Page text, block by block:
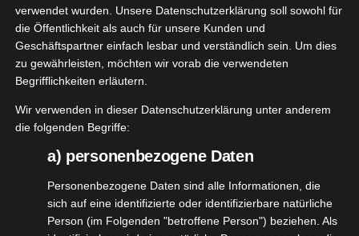
etwas schneller.
Dieser Honig hier von der lieben Kornelia ist etwas
ganz besonderes und ich bin so froh und glücklich
darüber, dass ich diesen Honig testen durfte. Er
kommt direkt vom Erzeuger aus der Provence in
Frankreich zu uns. Wird nicht erhitzt und kommt
im Erntejahr ins Glas.
Das ist der beste und reinste Lavendelhonig, den
ich jemals gegessen habe. Er schmeckt so
verwendet wurden. Unsere Datenschutzerklärung soll sowohl für
die Öffentlichkeit als auch für unsere Kunden und
Geschäftspartner einfach lesbar und verständlich sein. Um dies
zu gewährleisten, möchten wir vorab die verwendeten
Begrifflichkeiten erläutern.
Wir verwenden in dieser Datenschutzerklärung unter anderem
die folgenden Begriffe:
a) personenbezogene Daten
Personenbezogene Daten sind alle Informationen, die
sich auf eine identifizierte oder identifizierbare natürliche
Person (im Folgenden "betroffene Person") beziehen. Als